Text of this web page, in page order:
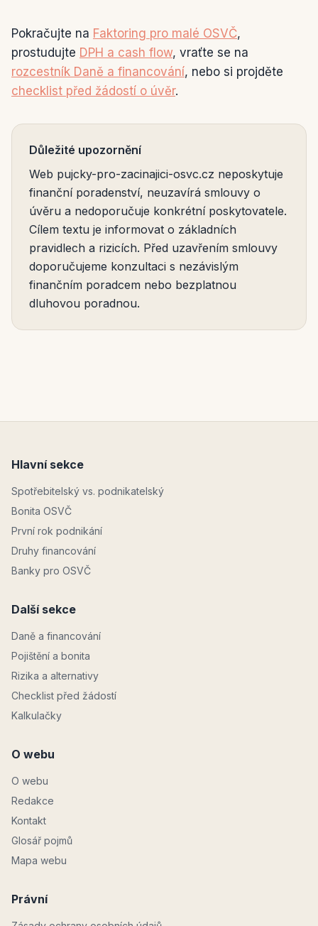
Pokračujte na Faktoring pro malé OSVČ,
prostudujte DPH a cash flow, vraťte se na
rozcestník Daně a financování, nebo si projděte
checklist před žádostí o úvěr.
Důležité upozornění
Web pujcky-pro-zacinajici-osvc.cz neposkytuje
finanční poradenství, neuzavírá smlouvy o
úvěru a nedoporučuje konkrétní poskytovatele.
Cílem textu je informovat o základních
pravidlech a rizicích. Před uzavřením smlouvy
doporučujeme konzultaci s nezávislým
finančním poradcem nebo bezplatnou
dluhovou poradnou.
Hlavní sekce
Spotřebitelský vs. podnikatelský
Bonita OSVČ
První rok podnikání
Druhy financování
Banky pro OSVČ
Další sekce
Daně a financování
Pojištění a bonita
Rizika a alternativy
Checklist před žádostí
Kalkulačky
O webu
O webu
Redakce
Kontakt
Glosář pojmů
Mapa webu
Právní